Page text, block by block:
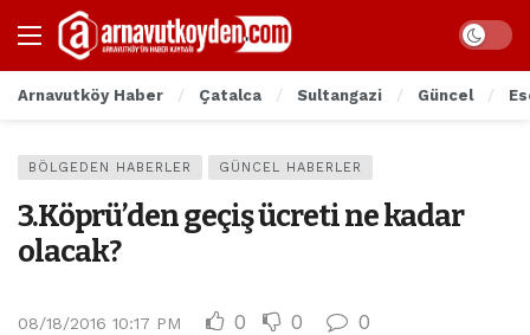
Arnavutköy Haber Çatalca Sultangazi Güncel
BÖLGEDEN HABERLER GÜNCEL HABERLER
3.Köprü’den geçiş ücreti ne kadar
olacak?
08/18/2016 10:17 PM 0 0 0